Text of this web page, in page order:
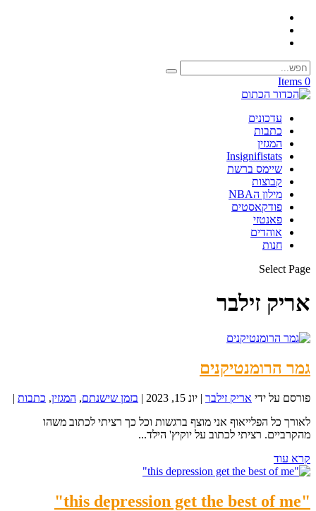
0 Items
עדכונים
כתבות
המגזין
Insignifistats
שיימס ברשת
קבוצות
מילון הNBA
פודקאסטים
פאנטזי
אוהדים
חנות
Select Page
אריק זילבר
גמר הרומנטיקנים
פורסם על ידי אריק זילבר | יונ 15, 2023 | בזמן שישנתם, המגזין, כתבות |
לאורך כל הפלייאוף אני מוצף ברגשות וכל כך רציתי לכתוב משהו
מהקרביים. רציתי לכתוב על יוקיץ' הילד...
קרא עוד
"this depression get the best of me"